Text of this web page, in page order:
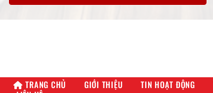
TRANG CHỦ GIỚI THIỆU TIN HOẠT ĐỘNG